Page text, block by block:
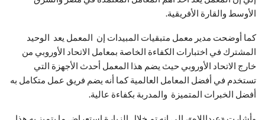
الأوسط والقارة الأفريقية.
كما أوضحت مدير معمل متبقيات المبيدات إن المعمل يعد الوحيد
المشترك في اختبارات الكفاءة الخاصة بمعامل الاتحاد الأوروبي من
خارج الاتحاد الأوروبي حيث يضم هذا المعمل أحدث الأجهزة التي
تستخدم في أفضل المعامل العالمية كما أنه يضم فريق عمل متكامل به
أفضل الخبرات المتميزة والمدربة بكفاءة عالية.